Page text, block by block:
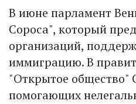
В июне парламент
Сороса", который
организаций,
иммиграцию. В
"Открытое общество"
помогающих